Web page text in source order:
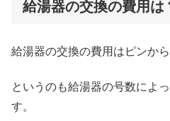
給湯器の交換の費用は
給湯器の交換の費用はピンか
というのも給湯器の号数によ
す。